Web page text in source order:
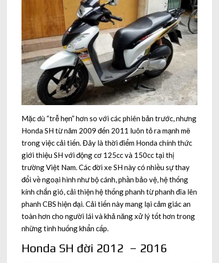
Mặc dù “trễ hẹn” hơn so với các phiên bản trước, nhưng
Honda SH từ năm 2009 đến 2011 luôn tỏ ra mạnh mẽ
trong việc cải tiến. Đây là thời điểm Honda chính thức
giới thiệu SH với động cơ 125cc và 150cc tại thị
trường Việt Nam. Các đời xe SH này có nhiều sự thay
đổi về ngoại hình như bộ cánh, phần bảo vệ, hệ thống
kính chắn gió, cải thiện hệ thống phanh từ phanh đĩa lên
phanh CBS hiện đại. Cải tiến này mang lại cảm giác an
toàn hơn cho người lái và khả năng xử lý tốt hơn trong
những tình huống khẩn cấp.
Honda SH đời 2012 – 2016